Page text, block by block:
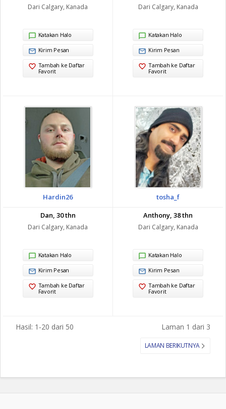
Dari Calgary, Kanada
Katakan Halo
Kirim Pesan
Tambah ke Daftar
Favorit
Dari Calgary, Kanada
Katakan Halo
Kirim Pesan
Tambah ke Daftar
Favorit
Hardin26
Dan, 30 thn
Dari Calgary, Kanada
Katakan Halo
Kirim Pesan
Tambah ke Daftar
Favorit
tosha_f
Anthony, 38 thn
Dari Calgary, Kanada
Katakan Halo
Kirim Pesan
Tambah ke Daftar
Favorit
Laman 1 dari 3
LAMAN BERIKUTNYA
Hasil: 1-20 dari 50